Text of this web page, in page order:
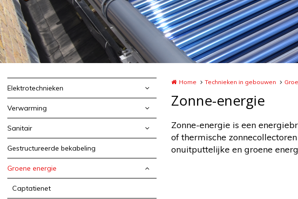
Elektrotechnieken
Verwarming
Sanitair
Gestructureerde bekabeling
Groene energie
Captatienet
Home Technieken in gebouwen
Zonne-energie
Zonne-energie is een
of thermische
onuitputtelijke en groene